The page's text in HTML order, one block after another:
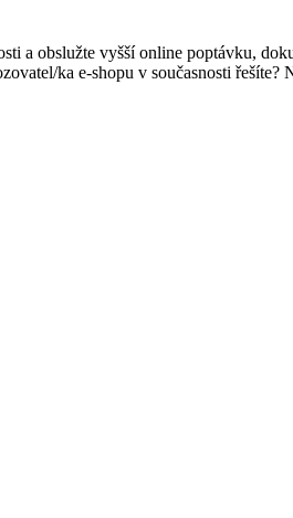
a obslužte vyšší online poptávku,
ka e-shopu v současnosti řešíte?